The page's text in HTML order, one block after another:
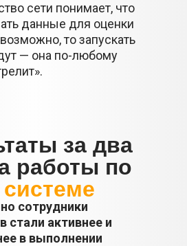
сети понимает, что
данные для оценки
то запускать
— она по-любому
за два
работы по
сотрудники
стали активнее и
в выполнении